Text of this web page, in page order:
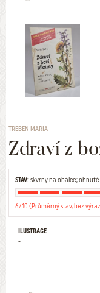
TREBEN MARIA
Zdraví z
STAV:skvrny na obálce;
6/10 (Průměrný stav, bez
ILUSTRACE
-